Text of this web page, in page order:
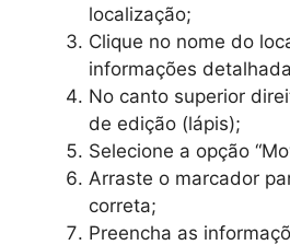
localização;
Clique no nome do
informações
No canto superior
de edição (lápis);
Selecione a opção
Arraste o marcador
correta;
Preencha as